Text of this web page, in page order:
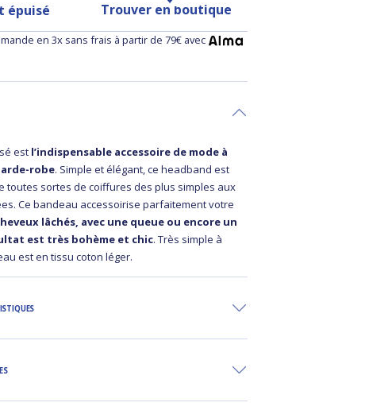
épuisé Trouver en boutique
en 3x sans frais à partir de 79€ avec
est l’indispensable accessoire de mode à
robe. Simple et élégant, ce headband est
toutes sortes de coiffures des plus simples aux
Ce bandeau accessoirise parfaitement votre
lâchés, avec une queue ou encore un
est très bohème et chic. Très simple à
est en tissu coton léger.